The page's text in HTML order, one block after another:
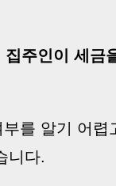
집주인이 세금
를 알기 어
니다.